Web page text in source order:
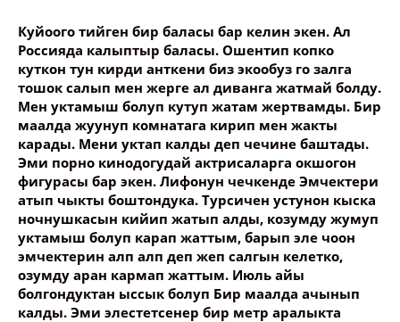
Куйоого тийген бир баласы бар келин экен. Ал
Россияда калыптыр баласы. Ошентип копко
куткон тун кирди анткени биз экообуз го залга
тошок салып мен жерге ал диванга жатмай болду.
Мен уктамыш болуп кутуп жатам жертвамды. Бир
маалда жуунуп комнатага кирип мен жакты
карады. Мени уктап калды деп чечине баштады.
Эми порно кинодогудай актрисаларга окшогон
фигурасы бар экен. Лифонун чечкенде Эмчектери
атып чыкты боштондука. Турсичен устунон кыска
ночнушкасын кийип жатып алды, козумду жумуп
уктамыш болуп карап жаттым, барып эле чоон
эмчектерин алп алп деп жеп салгын келетко,
озумду аран кармап жаттым. Июль айы
болгондуктан ыссык болуп Бир маалда ачынып
калды. Эми элестетсенер бир метр аралыкта